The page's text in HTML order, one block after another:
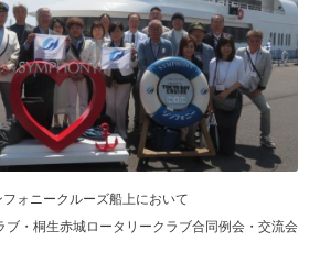
ォニークルーズ船上において
ブ・桐生赤城ロータリークラブ合同例会・交流会